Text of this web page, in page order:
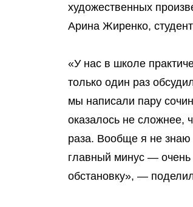
художественных
Арина Жиренко,
«У нас в школе
только один раз
мы написали пару
оказалось не сложнее,
раза. Вообще я не знаю
главный минус —
обстановку», —